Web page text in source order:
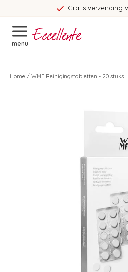
Gratis verzending
menu
Home / WMF Reinigingstabletten - 20 stuks